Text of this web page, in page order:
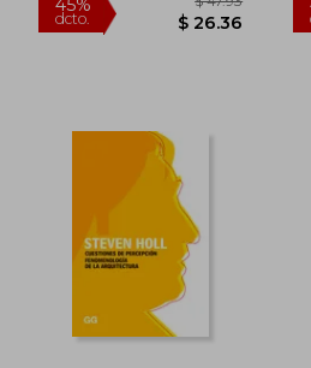
$ 26.36